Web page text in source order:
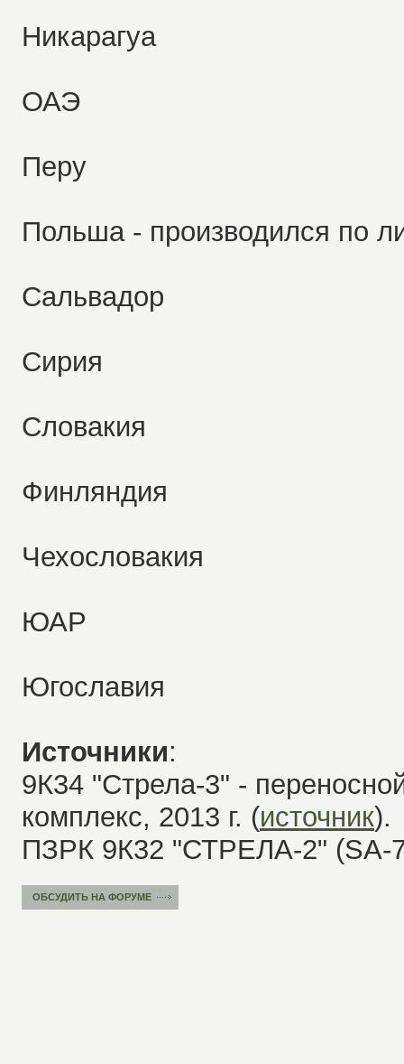
Никарагуа
ОАЭ
Перу
Польша - производился по
Сальвадор
Сирия
Словакия
Финляндия
Чехословакия
ЮАР
Югославия
Источники:
9К34 "Стрела-3" -
комплекс, 2013 г. (источник).
ПЗРК 9К32 "СТРЕЛА-2" (SA-7
ОБСУДИТЬ НА ФОРУМЕ